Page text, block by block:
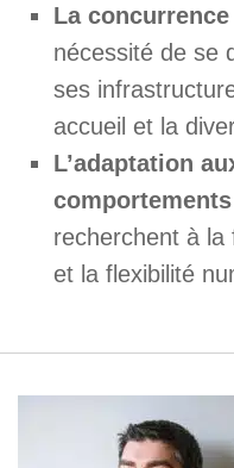
La
nécessité de se
ses
accueil et la
L’adaptation
recherchent à la
et la flexibilité